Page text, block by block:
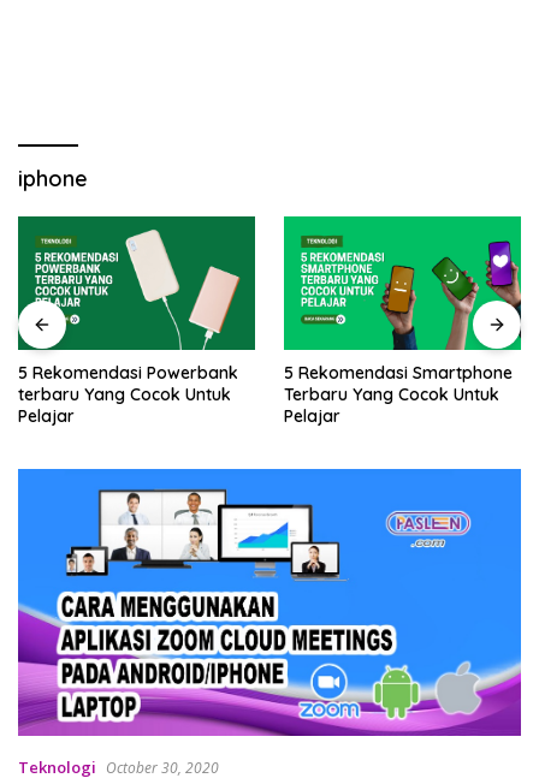
iphone
5 Rekomendasi Powerbank
terbaru Yang Cocok Untuk
Pelajar
5 Rekomendasi Smartphone
Terbaru Yang Cocok Untuk
Pelajar
Teknologi October 30, 2020